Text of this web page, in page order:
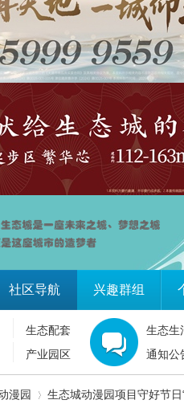
社区导航 兴趣群组
生态配套
产业园区
生态生
通知公
漫园 生态城动漫园项目守好节日